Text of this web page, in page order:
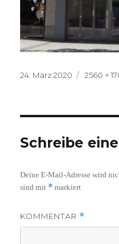
Veröffentlicht
24. März 2020
Volle
2560 ×
Schreibe
Deine E-Mail-Adresse wird
sind mit * markiert
KOMMENTAR *